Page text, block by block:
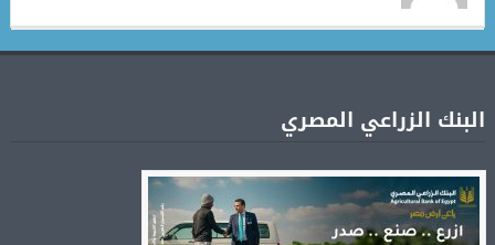
البنك الزراعي المصري